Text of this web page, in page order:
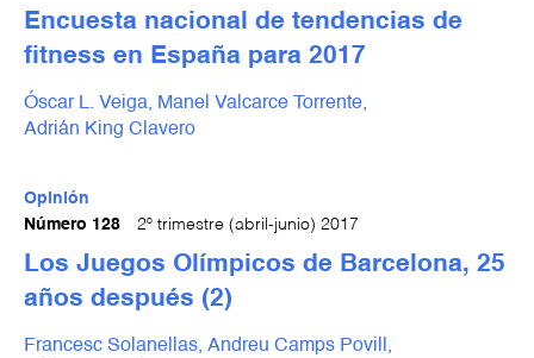
Encuesta nacional de tendencias de
fitness en España para 2017
Óscar L. Veiga, Manel Valcarce Torrente,
Adrián King Clavero
Opinión
Número 128
2º trimestre (abril-junio) 2017
Los Juegos Olímpicos de Barcelona, 25
años después (2)
Francesc Solanellas, Andreu Camps Povill,